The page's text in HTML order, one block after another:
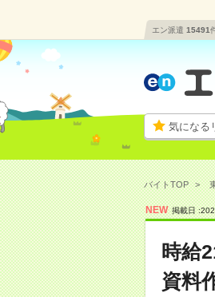
エン派遣 15491
気になる
バイトTOP
NEW 掲載日 :
時給
資料